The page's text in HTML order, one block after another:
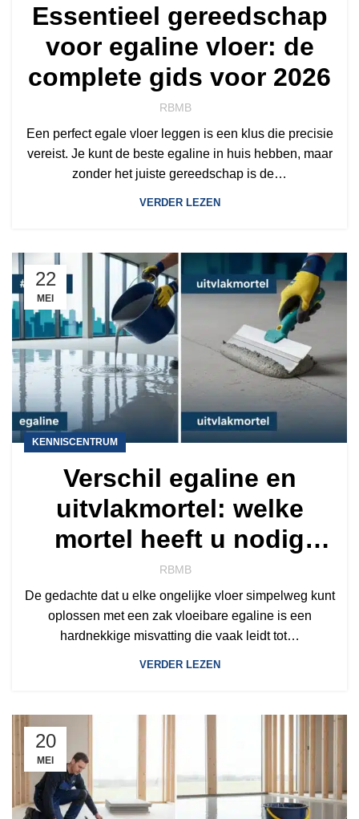
Essentieel gereedschap
voor egaline vloer: de
complete gids voor 2026
RBMB
Een perfect egale vloer leggen is een klus die precisie
vereist. Je kunt de beste egaline in huis hebben, maar
zonder het juiste gereedschap is de…
VERDER LEZEN
22
MEI
KENNISCENTRUM
Verschil egaline en
uitvlakmortel: welke
mortel heeft u nodig
voor uw vloer?
RBMB
De gedachte dat u elke ongelijke vloer simpelweg kunt
oplossen met een zak vloeibare egaline is een
hardnekkige misvatting die vaak leidt tot…
VERDER LEZEN
20
MEI